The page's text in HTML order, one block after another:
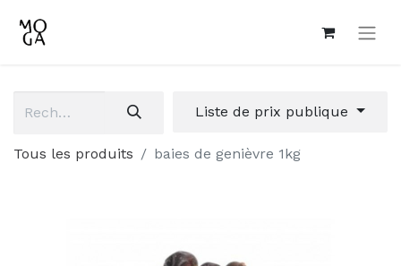
Liste de prix publique
Tous les produits baies de genièvre 1kg